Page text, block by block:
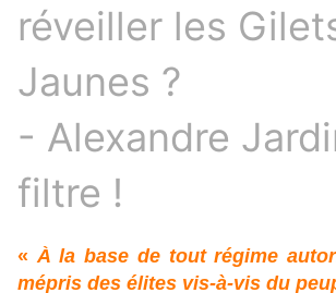
réveiller les
Jaunes ?
- Alexandre
filtre !
«À la base de tout régime
mépris des élites vis-à-vis du